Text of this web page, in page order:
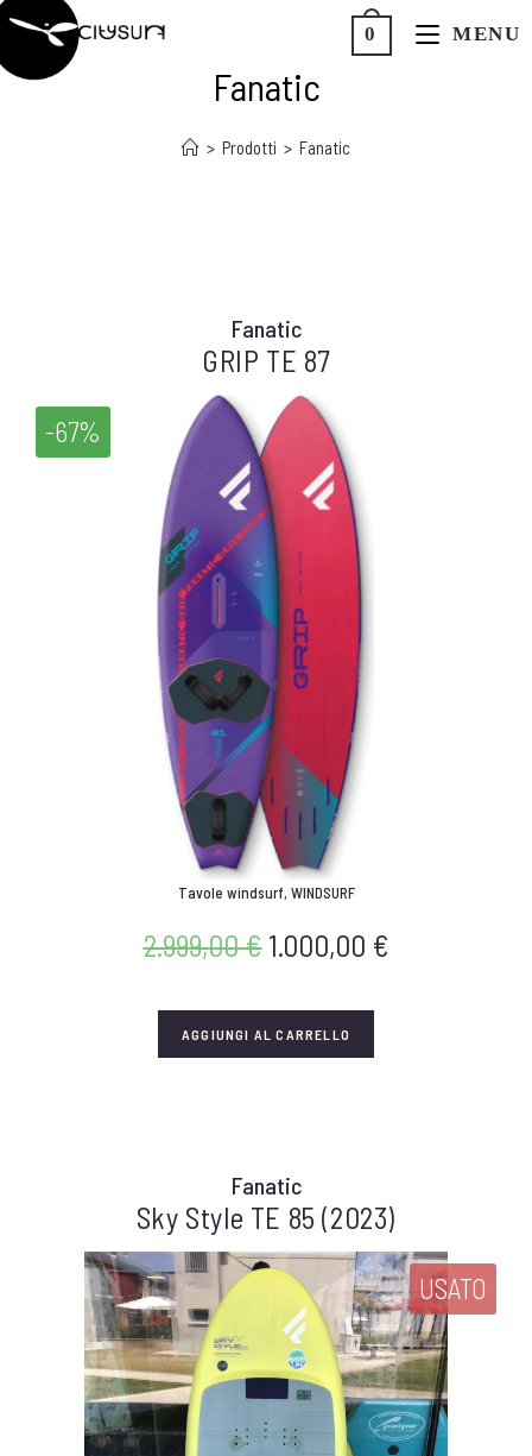
0 MENU
Fanatic
> Prodotti > Fanatic
Fanatic
GRIP TE 87
-67%
Tavole windsurf, WINDSURF
2.999,00€ 1.000,00 €
AGGIUNGI AL CARRELLO
Fanatic
Sky Style TE 85 (2023)
USATO